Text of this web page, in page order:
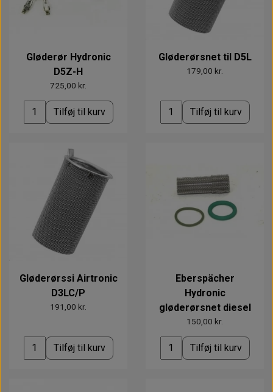
Gløderør Hydronic
D5Z-H
725,00 kr.
Tilføj til kurv
Gløderørsnet til D5L
179,00 kr.
Tilføj til kurv
Gløderørssi Airtronic
D3LC/P
191,00 kr.
Tilføj til kurv
Eberspächer
Hydronic
gløderørsnet diesel
150,00 kr.
Tilføj til kurv